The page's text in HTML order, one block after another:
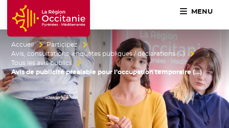
Accueil Région Occitanie / Pyrénées-Méditerranée
MENU
Accueil
Participez
Avis, consultations, enquêtes publiques / déclarations (…)
Tous les avis publics
Avis de publicité préalable pour l’occupation temporaire (…)